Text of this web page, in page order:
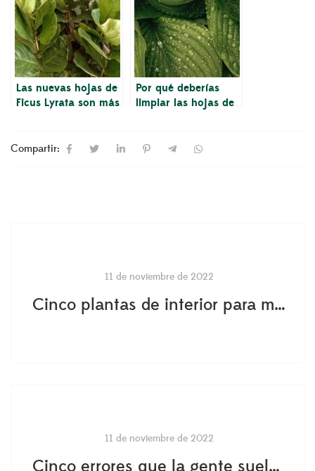
Las nuevas hojas de
Ficus Lyrata son más
Por qué deberías
limpiar las hojas de
Compartir:
11 de noviembre de 2022
Cinco plantas de interior para mejorar el estado de ánimo y la salud
11 de noviembre de 2022
Cinco errores que la gente suele cometer con las suculentas